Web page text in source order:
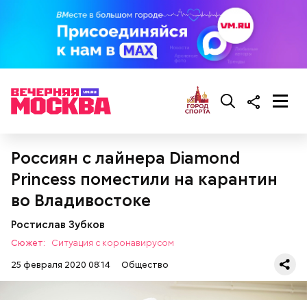
Россиян с лайнера Diamond
Princess поместили на карантин
во Владивостоке
Ростислав Зубков
Сюжет:
Ситуация с коронавирусом
25 февраля 2020 08:14
Общество
Молитва Николаю чудотворцу
О, всесвятый Николае, угодниче преизрядный
Господень, теплый наш заступниче, и везде в
скорбех скорый помощниче!
Грибной суп с фасолью
3 ст. ложки фасоли;
по 1 моркови и репчатой луковице;
3 ст. ложки растительного масла;
зелень, черный молотый перец и соль по вкусу.